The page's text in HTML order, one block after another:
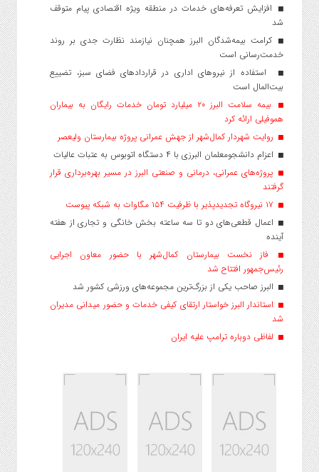
افزایش تعرفه‌های خدمات در منطقه ویژه اقتصادی پیام متوقف
شد
کرامت بیمه‌شدگان البرز همچنان نیازمند نظارت جدی بر روند
خدمت‌رسانی است
استفاده از نیروهای اداری در قراردادهای فضای سبز، تضییع
بیت‌المال است
بیمه سلامت البرز ۲۰ میلیارد تومان خدمات رایگان به بیماران
هموفیلی ارائه کرد
روایت شهردار کمال‌شهر از جهش عمرانی پروژه بیمارستان ولیعصر
اعزام دانشجو‌معلمان البرزی با ۴ دستگاه اتوبوس به عتبات عالیات
پروژه‌های عمرانی، درمانی و صنعتی البرز در مسیر بهره‌برداری قرار
گرفتند
اعمال قطعی‌های دو تا سه ساعته بخش خانگی و تجاری از هفته
آینده
فاز نخست بیمارستان کمال‌شهر با حضور معاون اجرایی
رئیس‌جمهور افتتاح شد
البرز صاحب یکی از بزرگ‌ترین مجموعه‌های ورزشی کشور شد
استاندار البرز خواستار ارتقای کیفی خدمات و حضور میدانی مدیران
شد
لفاظی دوباره ترامپ علیه ایران